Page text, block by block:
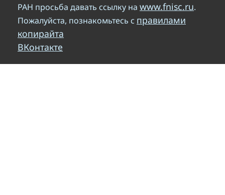
РАН просьба давать ссылку на www.fnisc.ru.
Пожалуйста, познакомьтесь с правилами
копирайта
ВКонтакте